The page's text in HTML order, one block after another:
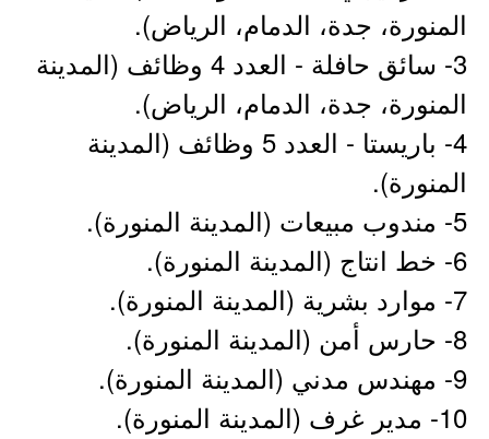
المنورة، جدة، الدمام، الرياض).
3- سائق حافلة - العدد 4 وظائف (المدينة
المنورة، جدة، الدمام، الرياض).
4- باريستا - العدد 5 وظائف (المدينة
المنورة).
5- مندوب مبيعات (المدينة المنورة).
6- خط انتاج (المدينة المنورة).
7- موارد بشرية (المدينة المنورة).
8- حارس أمن (المدينة المنورة).
9- مهندس مدني (المدينة المنورة).
10- مدير غرف (المدينة المنورة).